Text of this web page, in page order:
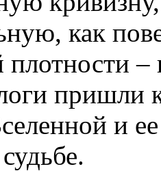
как
плотности
пришли
и